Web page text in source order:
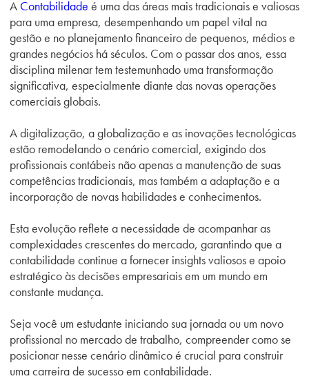
A Contabilidade é uma das áreas mais tradicionais e valiosas
para uma empresa, desempenhando um papel vital na
gestão e no planejamento financeiro de pequenos, médios e
grandes negócios há séculos. Com o passar dos anos, essa
disciplina milenar tem testemunhado uma transformação
significativa, especialmente diante das novas operações
comerciais globais.
A digitalização, a globalização e as inovações tecnológicas
estão remodelando o cenário comercial, exigindo dos
profissionais contábeis não apenas a manutenção de suas
competências tradicionais, mas também a adaptação e a
incorporação de novas habilidades e conhecimentos.
Esta evolução reflete a necessidade de acompanhar as
complexidades crescentes do mercado, garantindo que a
contabilidade continue a fornecer insights valiosos e apoio
estratégico às decisões empresariais em um mundo em
constante mudança.
Seja você um estudante iniciando sua jornada ou um novo
profissional no mercado de trabalho, compreender como se
posicionar nesse cenário dinâmico é crucial para construir
uma carreira de sucesso em contabilidade.